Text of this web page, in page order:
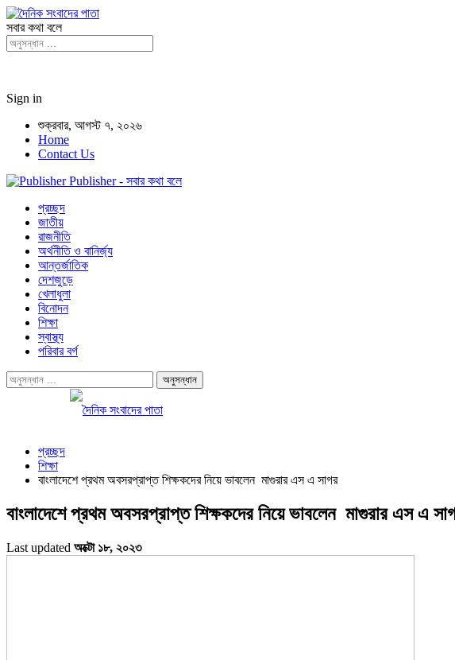
সবার কথা বলে
Sign in
শুক্রবার, আগস্ট ৭, ২০২৬
Home
Contact Us
Publisher - সবার কথা বলে
প্রচ্ছদ
জাতীয়
রাজনীতি
অর্থনীতি ও বানির্জ্য
আন্তর্জাতিক
দেশজুড়ে
খেলাধুলা
বিনোদন
শিক্ষা
স্বাস্থ্য
পরিবার বর্গ
প্রচ্ছদ
শিক্ষা
বাংলাদেশে প্রথম অবসরপ্রাপ্ত শিক্ষকদের নিয়ে ভাবলেন মাগুরার এস এ সাগর
বাংলাদেশে প্রথম অবসরপ্রাপ্ত শিক্ষকদের নিয়ে ভাবলেন মাগুরার এস এ
Last updated অক্টো ১৮, ২০২৩